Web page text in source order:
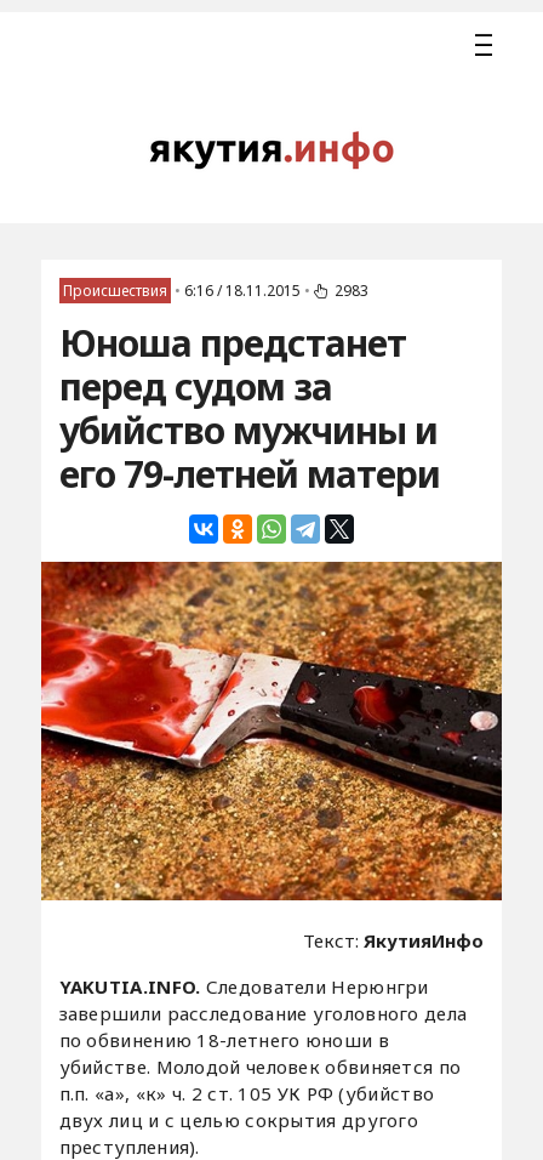
Происшествия • 6:16 / 18.11.2015 • 2983
Юноша предстанет
перед судом за
убийство мужчины и
его 79-летней матери
Текст: ЯкутияИнфо
YAKUTIA.INFO. Следователи Нерюнгри
завершили расследование уголовного дела
по обвинению 18-летнего юноши в
убийстве. Молодой человек обвиняется по
п.п. «а», «к» ч. 2 ст. 105 УК РФ (убийство
двух лиц и с целью сокрытия другого
преступления).